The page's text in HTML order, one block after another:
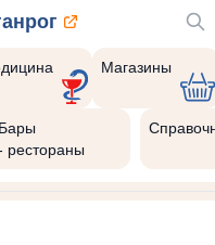
Магазины
Бары
рестораны